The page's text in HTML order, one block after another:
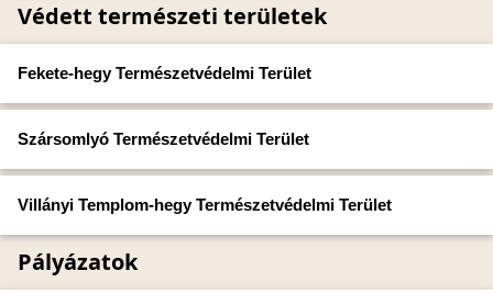
Védett természeti területek
Fekete-hegy Természetvédelmi Terület
Szársomlyó Természetvédelmi Terület
Villányi Templom-hegy Természetvédelmi Terület
Pályázatok